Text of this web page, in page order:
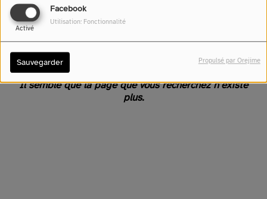
Facebook
Activé
Utilisation: Fonctionnalité
Sauvegarder Propulsé par Orejime
Oups, vous avez rencontré
Il semble que la page que vous recherchez n’existe
plus.